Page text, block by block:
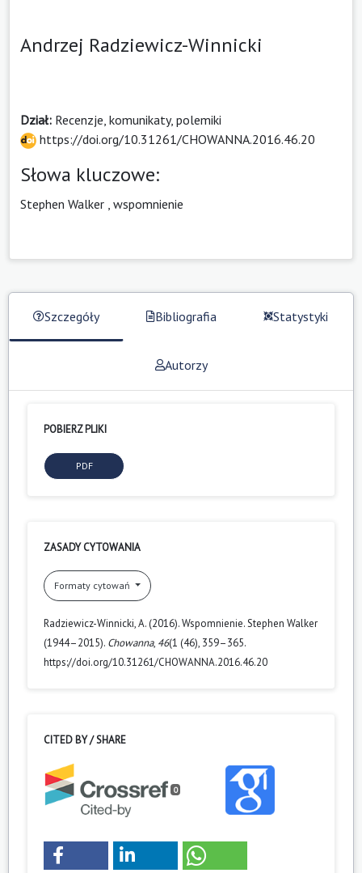
Andrzej Radziewicz-Winnicki
Dział: Recenzje, komunikaty, polemiki
https://doi.org/10.31261/CHOWANNA.2016.46.20
Słowa kluczowe:
Stephen Walker wspomnienie
Szczegóły Bibliografia Statystyki
Autorzy
POBIERZ PLIKI
PDF
ZASADY CYTOWANIA
Formaty cytowań
Radziewicz-Winnicki, A. (2016). Wspomnienie. Stephen Walker
(1944–2015). Chowanna, 46(1 (46), 359–365.
https://doi.org/10.31261/CHOWANNA.2016.46.20
CITED BY / SHARE
0